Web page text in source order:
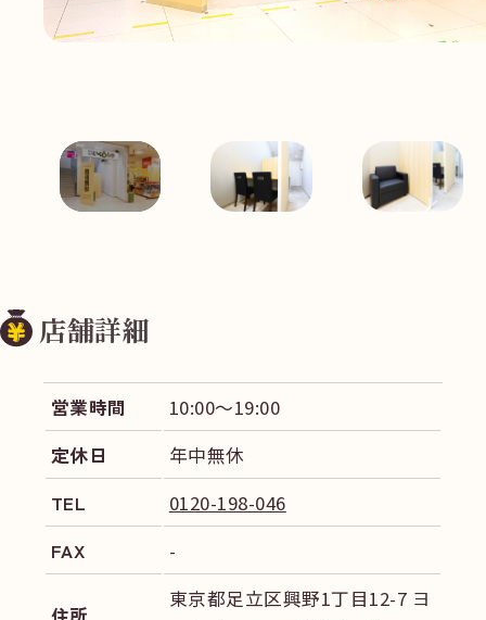
店舗詳細
営業時間
10:00～19:00
定休日
年中無休
TEL
0120-198-046
FAX
-
東京都足立区興野1丁目12-7 ヨ